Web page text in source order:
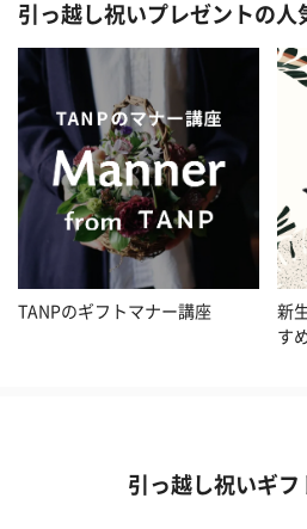
引っ越し祝いプレゼントの人
TANPのギフトマナー講座
新
す
引っ越し祝いギ